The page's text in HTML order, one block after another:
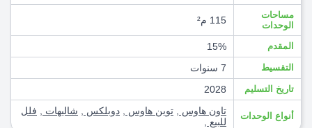
مساحات
الوحدات
115 م²
المقدم 15%
التقسيط 7 سنوات
تاريخ التسليم 2028
أنواع الوحدات تاون هاوس توين هاوس دوبلكس شاليهات
فلل
للبيع